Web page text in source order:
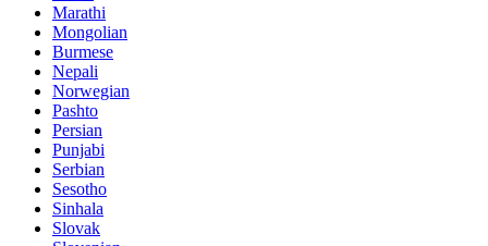
Marathi
Mongolian
Burmese
Nepali
Norwegian
Pashto
Persian
Punjabi
Serbian
Sesotho
Sinhala
Slovak